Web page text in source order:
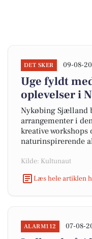
DET SKER 09-08-
Uge fyldt
oplevelser i
Nykøbing Sjælland
arrangementer i
kreative
naturinspirerende
Kilde: Kultunaut
Læs hele artiklen
ALARM112 07-08-